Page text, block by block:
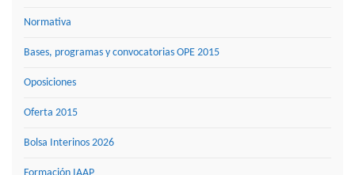
Normativa
Bases, programas y convocatorias OPE 2015
Oposiciones
Oferta 2015
Bolsa Interinos 2026